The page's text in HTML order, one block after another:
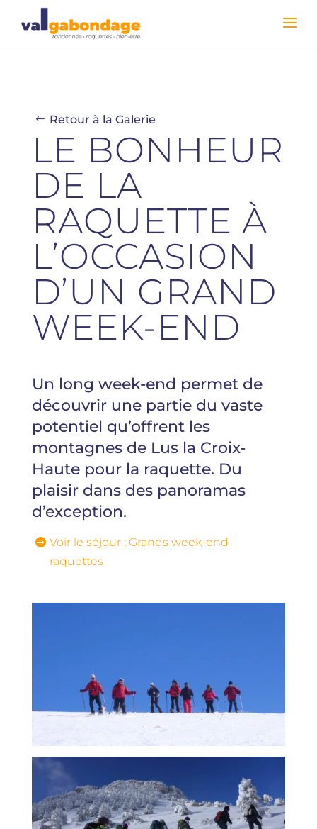
Retour à la Galerie
LE BONHEUR
DE LA
RAQUETTE À
L’OCCASION
D’UN GRAND
WEEK-END
Un long week-end permet de
découvrir une partie du vaste
potentiel qu’offrent les
montagnes de Lus la Croix-
Haute pour la raquette. Du
plaisir dans des panoramas
d’exception.
Voir le séjour : Grands week-end
raquettes